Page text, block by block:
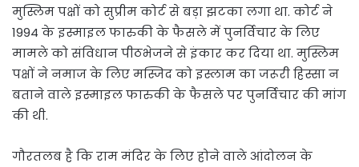
मुस्लिम पक्षों को सुप्रीम कोर्ट से बड़ा झटका लगा था. कोर्ट ने
1994 के इस्माइल फारुकी के फैसले में पुनर्विचार के लिए
मामले को संविधान पीठभेजने से इंकार कर दिया था. मुस्लिम
पक्षों ने नमाज के लिए मस्जिद को इस्लाम का जरूरी हिस्सा न
बताने वाले इस्माइल फारुकी के फैसले पर पुनर्विचार की मांग
की थी.
गौरतलब है कि राम मंदिर के लिए होने वाले आंदोलन के